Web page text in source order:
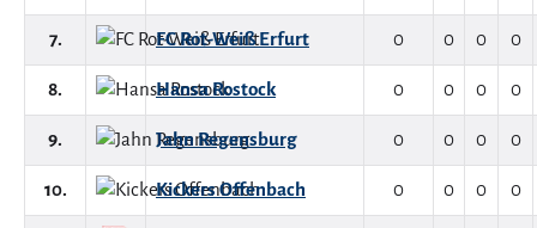
7. FC Rot-Weiß Erfurt 0 0 0 0
8. Hansa Rostock 0 0 0 0
9. Jahn Regensburg 0 0 0 0
10. Kickers Offenbach 0 0 0 0